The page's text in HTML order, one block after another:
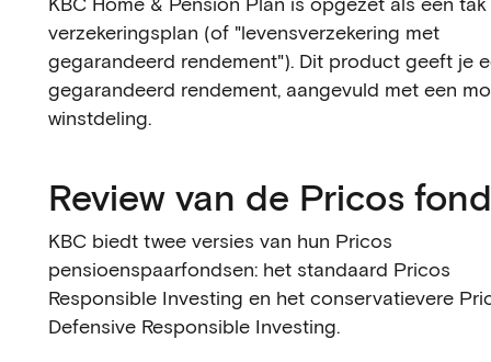
verzekeringsplan (of "levensverzekering met
gegarandeerd rendement"). Dit product geeft je
gegarandeerd rendement, aangevuld met een
winstdeling.
Review van de Pricos
KBC biedt twee versies van hun Pricos
pensioenspaarfondsen: het standaard Pricos
Responsible Investing en het conservatievere
Defensive Responsible Investing.